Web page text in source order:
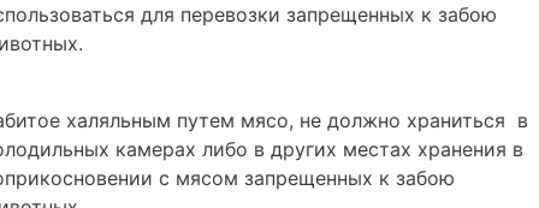
для перевозки запрещенных к забою
халяльным путем мясо, не должно храниться в
камерах либо в других местах хранения в
с мясом запрещенных к забою